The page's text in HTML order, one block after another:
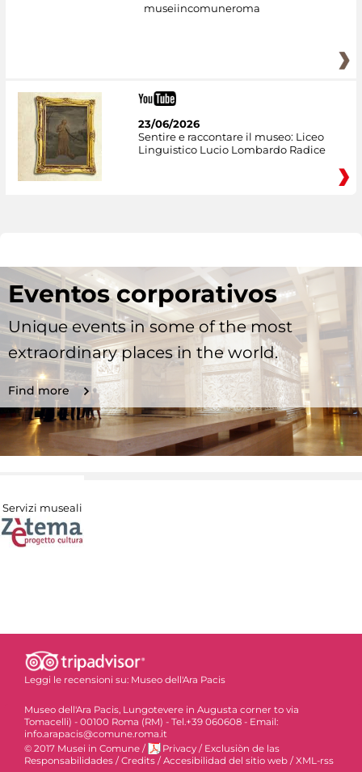
museiincomuneroma
23/06/2026
Sentire e raccontare il museo: Liceo
Linguistico Lucio Lombardo Radice
Eventos corporativos
Unique events in some of the most
extraordinary places in the world.
Find more
Servizi museali
Leggi le recensioni su: Museo dell'Ara Pacis
Museo dell'Ara Pacis, Lungotevere in Augusta corner to via
Tomacelli) - 00100 Roma (RM) - Tel.+39 060608 - Email:
info.arapacis@comune.roma.it
© 2017 Musei in Comune / Privacy / Exclusiòn de las
Responsabilidades /Credits /Accesibilidad del sitio web /XML-rss